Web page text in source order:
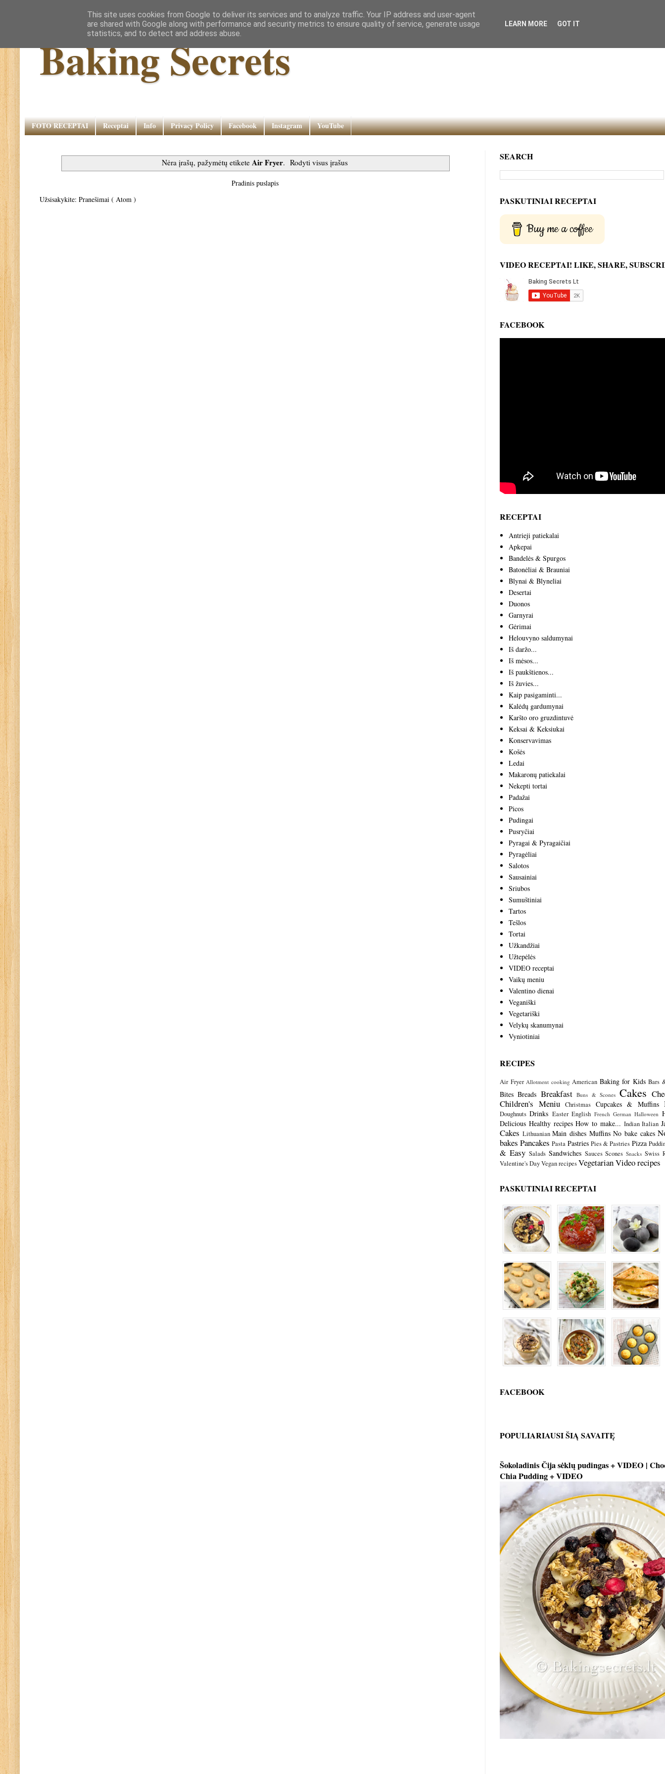
Baking Secrets
FOTO RECEPTAI Receptai Info Privacy Policy Facebook Instagram YouTube
Nėra įrašų, pažymėtų etikete Air Fryer. Rodyti visus įrašus
Pradinis puslapis
Užsisakykite: Pranešimai ( Atom )
SEARCH
PASKUTINIAI RECEPTAI
Buy me a coffee
VIDEO RECEPTAI! LIKE, SHARE,
FACEBOOK
RECEPTAI
Antrieji patiekalai
Apkepai
Bandelės & Spurgos
Batonėliai & Brauniai
Blynai & Blyneliai
Desertai
Duonos
Garnyrai
Gėrimai
Helouvyno saldumynai
Iš daržo...
Iš mėsos...
Iš paukštienos...
Iš žuvies...
Kaip pasigaminti...
Kalėdų gardumynai
Karšto oro gruzdintuvė
Keksai & Keksiukai
Konservavimas
Košės
Ledai
Makaronų patiekalai
Nekepti tortai
Padažai
Picos
Pudingai
Pusryčiai
Pyragai & Pyragaičiai
Pyragėliai
Salotos
Sausainiai
Sriubos
Sumuštiniai
Tartos
Tešlos
Tortai
Užkandžiai
Užtepėlės
VIDEO receptai
Vaikų meniu
Valentino dienai
Veganiški
Vegetariški
Velykų skanumynai
Vyniotiniai
RECIPES
Air Fryer Allotment cooking American Baking for Kids Bars
Bites Breads Breakfast Buns & Scones Cakes
Children's Meniu
Christmas Cupcakes & Muffins
Doughnuts Drinks Easter English French German Halloween
Delicious Healthy recipes How to make... Indian Italian
Cakes Lithuanian Main dishes Muffins No bake cakes
bakes Pancakes Pasta Pastries Pies & Pastries Pizza
& Easy Salads Sandwiches Sauces Scones Snacks Swiss
Valentine's DayVegan recipesVegetarianVideo recipes
PASKUTINIAI RECEPTAI
FACEBOOK
POPULIARIAUSI ŠIĄ SAVAITĘ
Šokoladinis Čija sėklų pudingas + VIDEO |
Chia Pudding + VIDEO
This site uses cookies from Google to deliver its services and to analyze traffic. Your IP address and user-agent
are shared with Google along with performance and security metrics to ensure quality of service, generate usage
statistics, and to detect and address abuse.
LEARN MORE GOT IT